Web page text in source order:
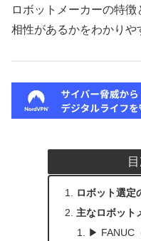
ロボットメーカーの特
相性があるかをわかりや
ロボット選定
主なロボット
▶ FANUC